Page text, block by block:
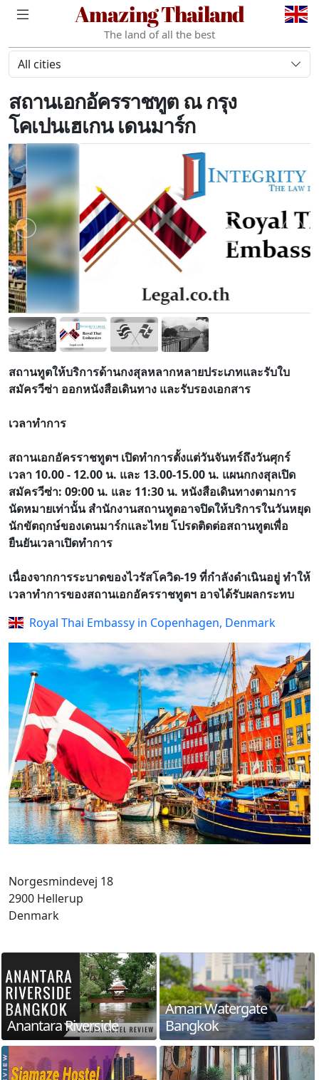
Amazing Thailand
The land of all the best
All cities
สถานเอกอัครราชทูต ณ กรุง
โคเปนเฮเกน เดนมาร์ก
สถานทูตให้บริการด้านกงสุลหลากหลายประเภทและรับใบ
สมัครวีซ่า ออกหนังสือเดินทาง และรับรองเอกสาร
เวลาทำการ
สถานเอกอัครราชทูตฯ เปิดทำการตั้งแต่วันจันทร์ถึงวันศุกร์
เวลา 10.00 - 12.00 น. และ 13.00-15.00 น. แผนกกงสุลเปิด
สมัครวีซ่า: 09:00 น. และ 11:30 น. หนังสือเดินทางตามการ
นัดหมายเท่านั้น สำนักงานสถานทูตอาจปิดให้บริการในวันหยุด
นักขัตฤกษ์ของเดนมาร์กและไทย โปรดติดต่อสถานทูตเพื่อ
ยืนยันเวลาเปิดทำการ
เนื่องจากการระบาดของไวรัสโควิด-19 ที่กำลังดำเนินอยู่ ทำให้
เวลาทำการของสถานเอกอัครราชทูตฯ อาจได้รับผลกระทบ
Royal Thai Embassy in Copenhagen, Denmark
Norgesmindevej 18
2900 Hellerup
Denmark
Anantara Riverside
Amari Watergate
Bangkok